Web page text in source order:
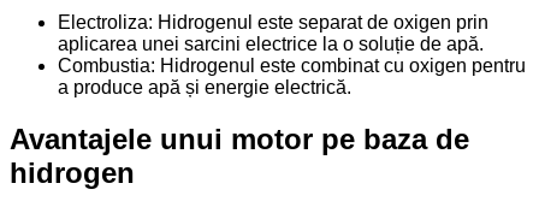
Electroliza: Hidrogenul este separat de oxigen prin
aplicarea unei sarcini electrice la o soluție de apă.
Combustia: Hidrogenul este combinat cu oxigen pentru
a produce apă și energie electrică.
Avantajele unui motor pe baza de
hidrogen